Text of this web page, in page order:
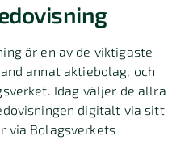
är en av de viktigaste
annat aktiebolag, och
Idag väljer de allra
digitalt via sitt
via Bolagsverkets